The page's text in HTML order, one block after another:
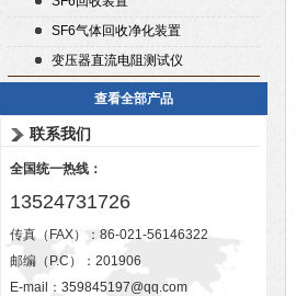
SF6气体回收净化装置
变压器直流电阻测试仪
查看全部产品
联系我们
全国统一热线：
13524731726
传真（FAX）：86-021-56146322
邮编（P.C）：201906
E-mail： 359845197@qq.com